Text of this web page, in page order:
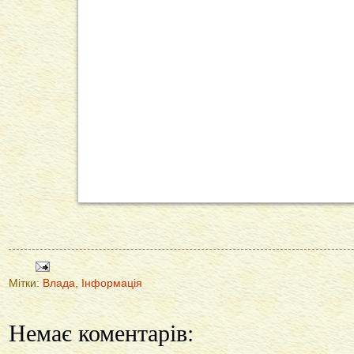
Мітки: Влада, Інформація
Немає коментарів: